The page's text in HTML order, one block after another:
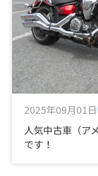
2025年09月01日
人気中古車（ア
です！